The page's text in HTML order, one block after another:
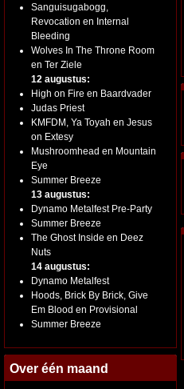
Sanguisugabogg,
Revocation en Internal
Bleeding
Wolves In The Throne Room
en Ter Ziele
12 augustus:
High on Fire en Baardvader
Judas Priest
KMFDM, Ya Toyah en Jesus
on Extesy
Mushroomhead en Mountain
Eye
Summer Breeze
13 augustus:
Dynamo Metalfest Pre-Party
Summer Breeze
The Ghost Inside en Deez
Nuts
14 augustus:
Dynamo Metalfest
Hoods, Brick By Brick, Give
Em Blood en Provisional
Summer Breeze
Over één maand